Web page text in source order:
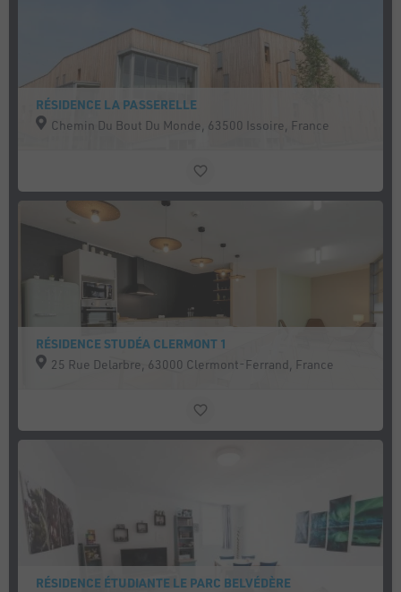
RÉSIDENCE LA PASSERELLE
Chemin Du Bout Du Monde, 63500 Issoire, France
RÉSIDENCE STUDÉA CLERMONT 1
25 Rue Delarbre, 63000 Clermont-Ferrand, France
RÉSIDENCE ÉTUDIANTE LE PARC BELVÉDÈRE